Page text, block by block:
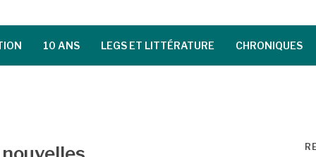
10 ANS LEGS ET LITTÉRATURE CHRONIQUES